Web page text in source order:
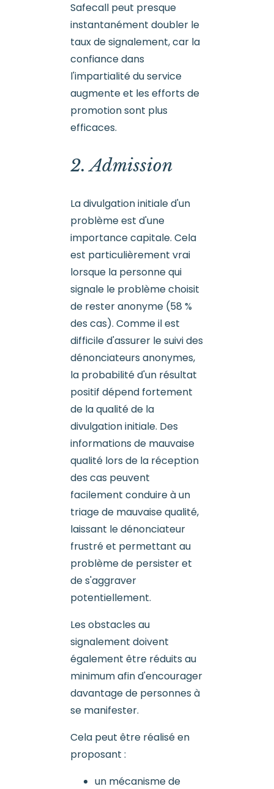
Safecall peut presque
instantanément doubler le
taux de signalement, car la
confiance dans
l'impartialité du service
augmente et les efforts de
promotion sont plus
efficaces.
2. Admission
La divulgation initiale d'un
problème est d'une
importance capitale. Cela
est particulièrement vrai
lorsque la personne qui
signale le problème choisit
de rester anonyme (58 %
des cas). Comme il est
difficile d'assurer le suivi des
dénonciateurs anonymes,
la probabilité d'un résultat
positif dépend fortement
de la qualité de la
divulgation initiale. Des
informations de mauvaise
qualité lors de la réception
des cas peuvent
facilement conduire à un
triage de mauvaise qualité,
laissant le dénonciateur
frustré et permettant au
problème de persister et
de s'aggraver
potentiellement.
Les obstacles au
signalement doivent
également être réduits au
minimum afin d'encourager
davantage de personnes à
se manifester.
Cela peut être réalisé en
proposant :
un mécanisme de